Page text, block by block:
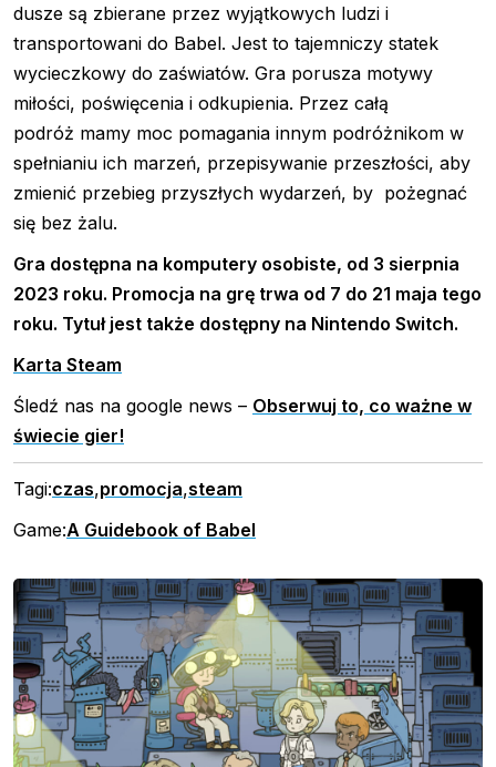
dusze są zbierane przez wyjątkowych ludzi i
transportowani do Babel. Jest to tajemniczy statek
wycieczkowy do zaświatów. Gra porusza motywy
miłości, poświęcenia i odkupienia. Przez całą
podróż mamy moc pomagania innym podróżnikom w
spełnianiu ich marzeń, przepisywanie przeszłości, aby
zmienić przebieg przyszłych wydarzeń, by pożegnać
się bez żalu.
Gra dostępna na komputery osobiste, od 3 sierpnia
2023 roku. Promocja na grę trwa od 7 do 21 maja tego
roku. Tytuł jest także dostępny na Nintendo Switch.
Karta Steam
Śledź nas na google news – Obserwuj to, co ważne w
świecie gier!
Tagi:czas,promocja,steam
Game:A Guidebook of Babel